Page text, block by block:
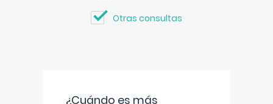
Otras consultas
¿Cuándo es más